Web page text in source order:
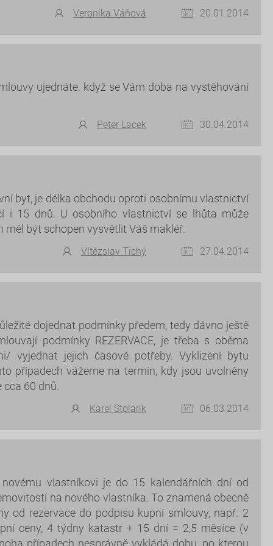
Veronika Váňová 20.01.2014
ujednáte. když se Vám doba na vystěhování
Peter Lacek 30.04.2014
byt, je délka obchodu oproti osobnímu vlastnictví
i 15 dnů. U osobního vlastnictví se lhůta může
měl být schopen vysvětlit Váš makléř.
Vítězslav Tichý 27.04.2014
dojednat podmínky předem, tedy dávno ještě
podmínky REZERVACE, je třeba s oběma
vyjednat jejich časové potřeby. Vyklizení bytu
případech vážeme na termín, kdy jsou uvolněny
60 dnů.
Karel Stolarik 06.03.2014
vlastníkovi je do 15 kalendářních dní od
na nového vlastníka. To znamená obecně
od rezervace do podpisu kupní smlouvy, např. 2
ceny, 4 týdny katastr + 15 dní = 2,5 měsíce (v
případech nesprávně vykládá dobu, po kterou